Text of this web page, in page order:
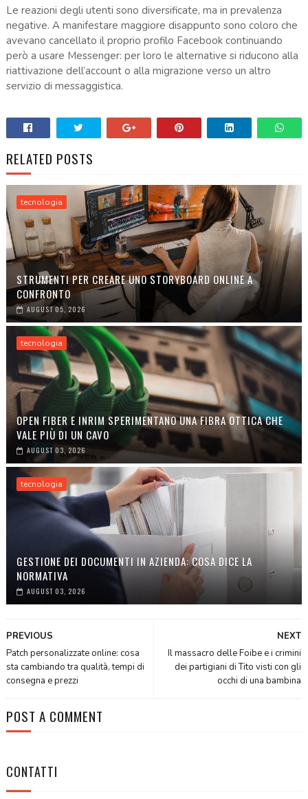
Le reazioni degli utenti sono diversificate, ma in prevalenza
negative. A manifestare maggiore disappunto sono coloro che
avevano cancellato il proprio profilo Facebook continuando
però a usare Messenger: per loro le alternative si riducono alla
riattivazione dell’account o alla migrazione verso un altro
servizio di messaggistica.
RELATED POSTS
tecnologia
STRUMENTI PER CREARE UNO STORYBOARD ONLINE A
CONFRONTO
AUGUST 05, 2026
tecnologia
OPEN FIBER E INRIM SPERIMENTANO UNA FIBRA OTTICA CHE
VALE PIÙ DI UN CAVO
AUGUST 03, 2026
tecnologia
GESTIONE DEI DOCUMENTI IN AZIENDA: COSA DICE LA
NORMATIVA
AUGUST 03, 2026
NEXT
Il massacro delle Foibe e i crimini
dei partigiani di Tito visti con gli
occhi di una bambina
PREVIOUS
Patch personalizzate online: cosa
sta cambiando tra qualità, tempi di
consegna e prezzi
POST A COMMENT
CONTATTI